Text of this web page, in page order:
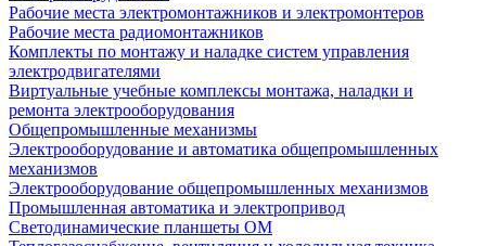
Рабочие места электромонтажников и электромонтеров
Рабочие места радиомонтажников
Комплекты по монтажу и наладке систем управления
электродвигателями
Виртуальные учебные комплексы монтажа, наладки и
ремонта электрооборудования
Общепромышленные механизмы
Электрооборудование и автоматика общепромышленных
механизмов
Электрооборудование общепромышленных механизмов
Промышленная автоматика и электропривод
Светодинамические планшеты ОМ